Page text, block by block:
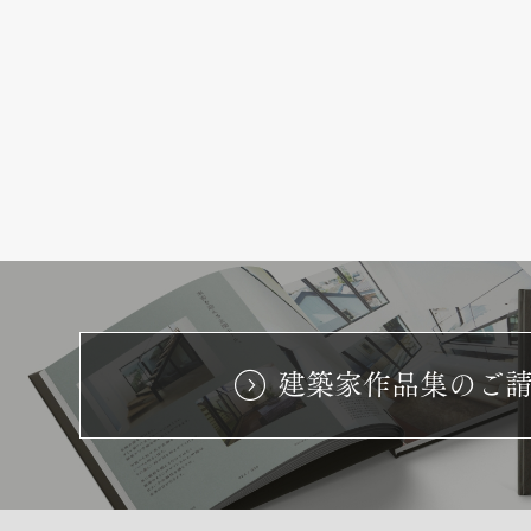
建築家作品集のご